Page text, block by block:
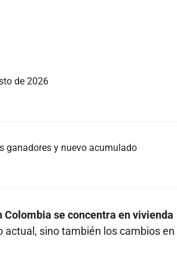
de 2026
ganadores y nuevo acumulado
Colombia se concentra en vivienda
sino también los cambios en